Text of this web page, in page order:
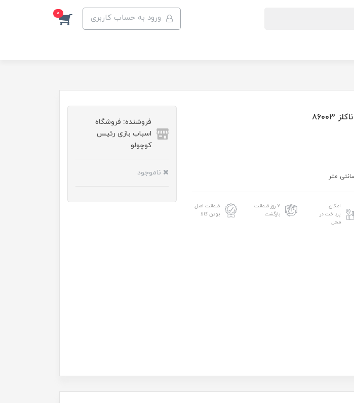
ورود به حساب کاربری 0
امکان
پرداخت در
محل
۷ روز ضمانت
بازگشت
ضمانت اصل
بودن کالا
فروشنده: فروشگاه
اسباب بازی رئیس
کوچولو
ناموجود